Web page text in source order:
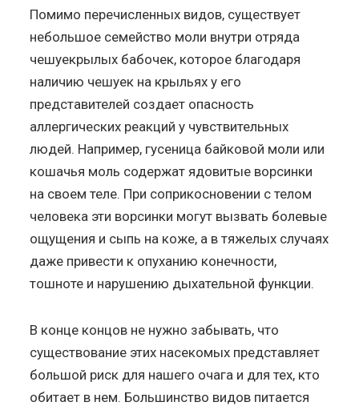
Помимо перечисленных видов, существует
небольшое семейство моли внутри отряда
чешуекрылых бабочек, которое благодаря
наличию чешуек на крыльях у его
представителей создает опасность
аллергических реакций у чувствительных
людей. Например, гусеница байковой моли или
кошачья моль содержат ядовитые ворсинки
на своем теле. При соприкосновении с телом
человека эти ворсинки могут вызвать болевые
ощущения и сыпь на коже, а в тяжелых случаях
даже привести к опуханию конечности,
тошноте и нарушению дыхательной функции.
В конце концов не нужно забывать, что
существование этих насекомых представляет
большой риск для нашего очага и для тех, кто
обитает в нем. Большинство видов питается